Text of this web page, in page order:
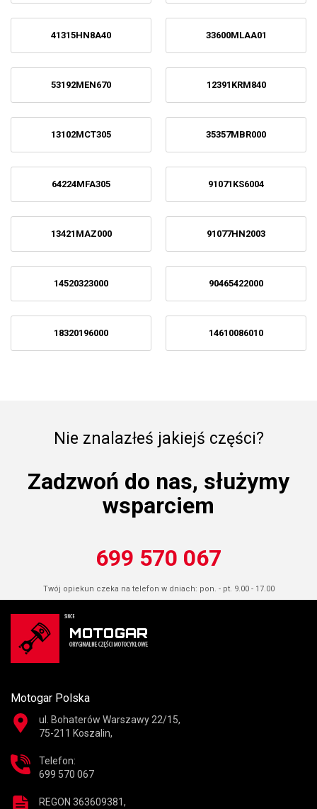
41315HN8A40 33600MLAA01
53192MEN670 12391KRM840
13102MCT305 35357MBR000
64224MFA305 91071KS6004
13421MAZ000 91077HN2003
14520323000 90465422000
18320196000 14610086010
Nie znalazłeś jakiejś części?
Zadzwoń do nas, służymy
wsparciem
699 570 067
Twój opiekun czeka na telefon w dniach: pon. - pt. 9.00 - 17.00
Motogar Polska
ul. Bohaterów Warszawy 22/15,
75-211 Koszalin,
Telefon:
699 570 067
REGON 363609381,